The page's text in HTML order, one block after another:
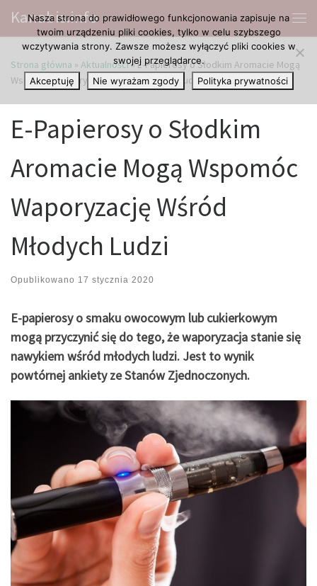
Przejdź do treści
Kanabis.info
Strona główna » Aktualności»E-Papierosy o Słodkim Aromacie Mogą
Wspomóc Waporyzację Wśród Młodych Ludzi
E-Papierosy o Słodkim
Aromacie Mogą Wspomóc
Waporyzację Wśród
Młodych Ludzi
Opublikowano 17 stycznia 2020
E-papierosy o smaku owocowym lub cukierkowym
mogą przyczynić się do tego, że waporyzacja stanie się
nawykiem wśród młodych ludzi. Jest to wynik
powtórnej ankiety ze Stanów Zjednoczonych.
Nasza strona do prawidłowego funkcjonowania zapisuje na
twoim urządzeniu pliki cookies, tylko w celu szybszego
wczytywania strony. Zawsze możesz wyłączyć pliki cookies w
swojej przeglądarce.
Akceptuję
Nie wyrażam zgody Polityka prywatności